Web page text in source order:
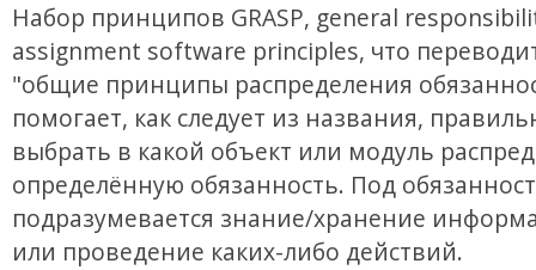
Набор принципов GRASP, general
assignment software principles, что
"общие принципы распределения
помогает, как следует из названия,
выбрать в какой объект или модуль
определённую обязанность. Под
подразумевается знание/хранение
или проведение каких-либо действий.